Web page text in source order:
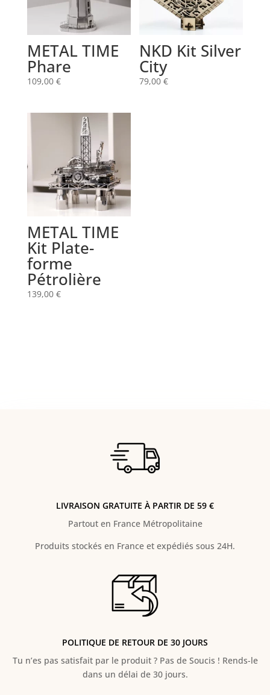
METAL TIME
Phare
109,00 €
NKD Kit Silver
City
79,00€
METAL TIME
Kit Plate-
forme
Pétrolière
139,00 €
LIVRAISON GRATUITE À PARTIR DE 59 €
Partout en France Métropolitaine
Produits stockés en France et expédiés sous 24H.
POLITIQUE DE RETOUR DE 30 JOURS
Tu n’es pas satisfait par le produit ? Pas de Soucis ! Rends-le
dans un délai de 30 jours.